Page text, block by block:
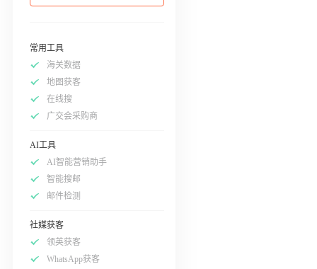
常用工具
海关数据
地图获客
在线搜
广交会采购商
AI工具
AI智能营销助手
智能搜邮
邮件检测
社媒获客
领英获客
WhatsApp获客